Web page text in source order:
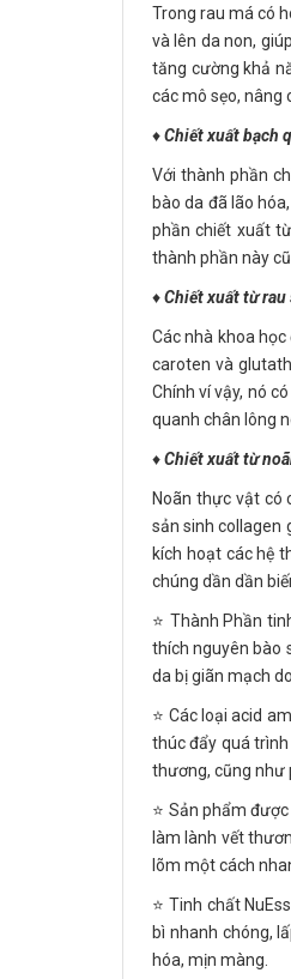
Trong rau má có
và lên da non,
tăng cường khả
các mô sẹo, nâng
♦️Chiết xuất bạch
Với thành phần
bào da đã lão
phần chiết xuất
thành phần này
♦️Chiết xuất từ rau
Các nhà khoa
caroten và
Chính ví vậy, nó
quanh chân lông
♦️Chiết xuất từ
Noãn thực vật có
sản sinh collagen
kích hoạt các hệ
chúng dần dần
⭐️ Thành Phần
thích nguyên bào
da bị giãn mạch
⭐️ Các loại acid
thúc đẩy quá
thương, cũng như
⭐️ Sản phẩm
làm lành vết
lõm một cách
⭐️ Tinh chất
bì nhanh chóng,
hóa, mịn màng.